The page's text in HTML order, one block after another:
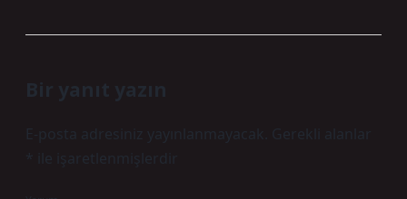
Bir yanıt yazın
E-posta adresiniz yayınlanmayacak.
Gerekli alanlar
ile işaretlenmişlerdir